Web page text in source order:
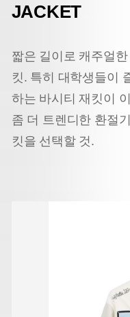
JACKET
짧은 길이로 캐주얼
킷. 특히 대학생들이
하는 바시티 재킷이
좀 더 트렌디한 환절
킷을 선택할 것.